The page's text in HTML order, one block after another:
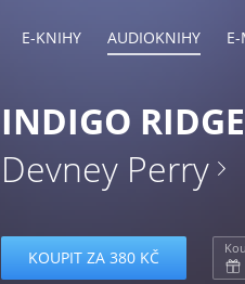
E-KNIHY AUDIOKNIHY
INDIGO
Devney Perry
KOUPIT ZA 380 KČ